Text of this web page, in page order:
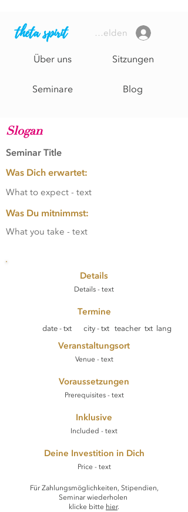
theta spirit
Über uns
Seminare
Sitzungen
Blog
Anmelden
Page Title
Slogan
Seminar Title
Was Dich erwartet:
What to expect - text
Was Du mitnimmst:
What you take - text
Details
Details - text
Termine
date - txt city - txt teacher txt lang
Veranstaltungsort
Venue - text
Voraussetzungen
Prerequisites - text
Inklusive
Included - text
Deine Investition in Dich
Price - text
Für Zahlungsmöglichkeiten, Stipendien,
Seminar wiederholen
klicke bitte hier.​